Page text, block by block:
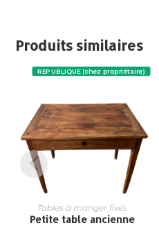
Produits similaires
REPUBLIQUE (chez propriétaire)
Tables à manger fixes
Petite table ancienne